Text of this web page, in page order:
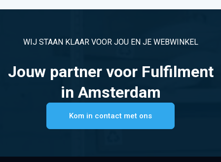
WIJ STAAN KLAAR VOOR JOU EN JE WEBWINKEL
Jouw partner voor Fulfilment
in Amsterdam
Kom in contact met ons